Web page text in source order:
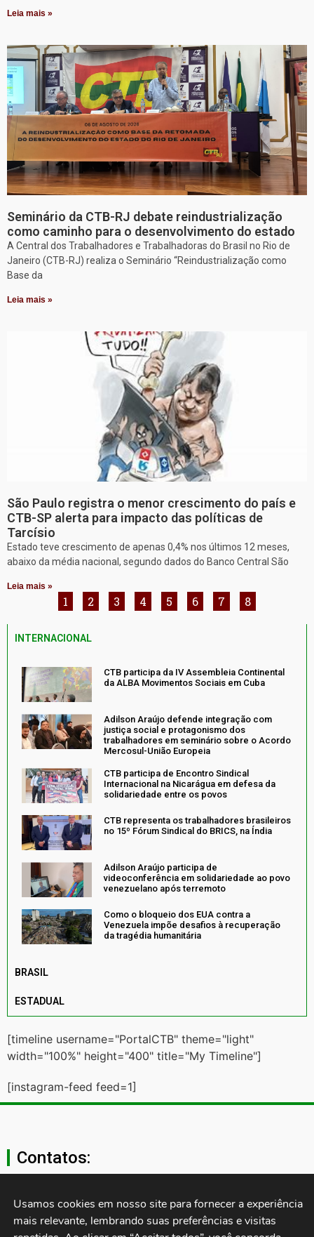
Leia mais »
Seminário da CTB-RJ debate reindustrialização
como caminho para o desenvolvimento do estado
A Central dos Trabalhadores e Trabalhadoras do Brasil no Rio de
Janeiro (CTB-RJ) realiza o Seminário “Reindustrialização como
Base da
Leia mais »
São Paulo registra o menor crescimento do país e
CTB-SP alerta para impacto das políticas de
Tarcísio
Estado teve crescimento de apenas 0,4% nos últimos 12 meses,
abaixo da média nacional, segundo dados do Banco Central São
Leia mais »
1 2 3 4 5 6 7 8
INTERNACIONAL
CTB participa da IV Assembleia Continental
da ALBA Movimentos Sociais em Cuba
Adilson Araújo defende integração com
justiça social e protagonismo dos
trabalhadores em seminário sobre o Acordo
Mercosul-União Europeia
CTB participa de Encontro Sindical
Internacional na Nicarágua em defesa da
solidariedade entre os povos
CTB representa os trabalhadores brasileiros
no 15º Fórum Sindical do BRICS, na Índia
Adilson Araújo participa de
videoconferência em solidariedade ao povo
venezuelano após terremoto
Como o bloqueio dos EUA contra a
Venezuela impõe desafios à recuperação
da tragédia humanitária
BRASIL
ESTADUAL
[timeline username="PortalCTB" theme="light"
width="100%" height="400" title="My Timeline"]
[instagram-feed feed=1]
Contatos:
secgeral@ctb.org.br
11 3874-0040
Usamos cookies em nosso site para fornecer a experiência
mais relevante, lembrando suas preferências e visitas